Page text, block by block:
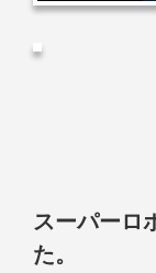
スーパーロ
た。